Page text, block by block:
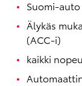
Suomi-auto
Älykäs
(ACC-i)
kaikki